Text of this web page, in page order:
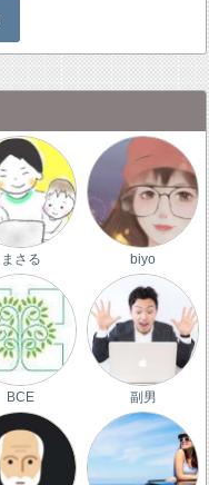
まさる biyo
BCE 副男